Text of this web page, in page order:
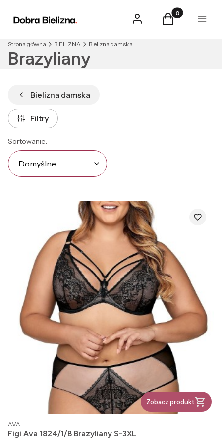
Zaloguj sięProdukty w
Koszyk Menu
Strona główna BIELIZNA Bielizna damska
Brazyliany
Bielizna damska
Filtry
Lista produktów
Sortowanie:
Domyślne
Zobacz produkt
PRODUCENT
AVA
Figi Ava 1824/1/B Brazyliany S-3XL